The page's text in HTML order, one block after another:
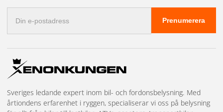
Viktigt: Följ tillverkarens installationsanvisningar för bästa
Garanti:2 år
10 Blixtmönster, Rotor, singel, R65, mm.
postadress
Prenumerera
Sveriges ledande expert inom bil- och fordonsbelysning. Med
årtiondens erfarenhet i ryggen, specialiserar vi oss på belysning